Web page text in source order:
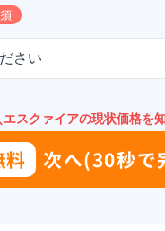
さい
エスクァイアの現状価格を
料 次へ(30秒で